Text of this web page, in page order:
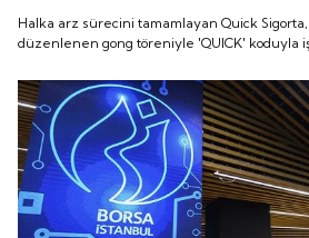
koduyla işlem görmeye başladı.
Halka arz sürecini tamamlayan Quick
düzenlenen gong töreniyle 'QUICK' koduyla